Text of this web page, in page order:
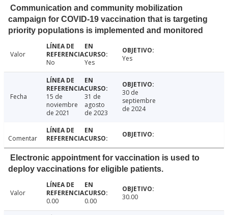
Communication and community mobilization
campaign for COVID-19 vaccination that is targeting
priority populations is implemented and monitored
Valor
No
Yes Yes
Fecha
15 de
noviembre
de 2021
31 de
agosto
de 2023
30 de
septiembre
de 2024
Comentar
Electronic appointment for vaccination is used to
deploy vaccinations for eligible patients.
Valor
0.00
0.00 30.00